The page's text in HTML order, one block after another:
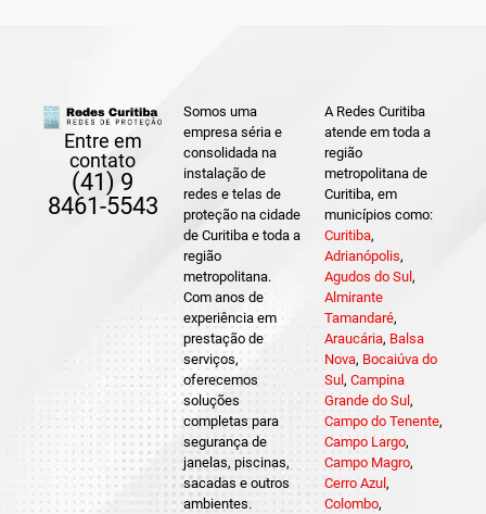
Entre em
contato
(41) 9
8461-5543
Somos uma
empresa séria e
consolidada na
instalação de
redes e telas de
proteção na cidade
de Curitiba e toda a
região
metropolitana.
Com anos de
experiência em
prestação de
serviços,
oferecemos
soluções
completas para
segurança de
janelas, piscinas,
sacadas e outros
ambientes.
A Redes Curitiba
atende em toda a
região
metropolitana de
Curitiba, em
municípios como:
Curitiba,
Adrianópolis,
Agudos do Sul ,
Almirante
Tamandaré,
Araucária, Balsa
Nova, Bocaiúva do
Sul , Campina
Grande do Sul ,
Campo do Tenente,
Campo Largo,
Campo Magro,
Cerro Azul ,
Colombo,